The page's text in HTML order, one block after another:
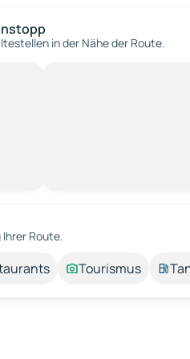
in der Nähe der Route.
Route.
Tourismus